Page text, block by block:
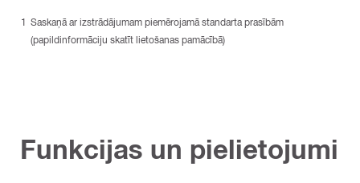
Saskaņā ar izstrādājumam piemērojamā standarta prasībām
(papildinformāciju skatīt lietošanas pamācībā)
Funkcijas un pielietojumi